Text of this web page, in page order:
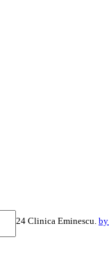
©2024 Clinica Eminescu.